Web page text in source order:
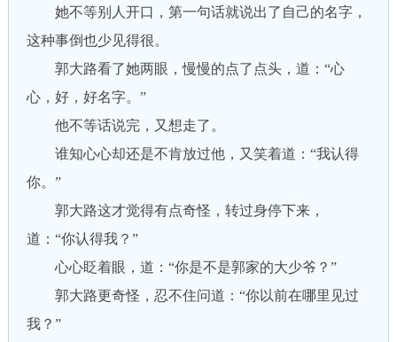
她不等别人开口，第一句话就说出了自己的名字，
这种事倒也少见得很。
郭大路看了她两眼，慢慢的点了点头，道：“心
心，好，好名字。”
他不等话说完，又想走了。
谁知心心却还是不肯放过他，又笑着道：“我认得
你。”
郭大路这才觉得有点奇怪，转过身停下来，
道：“你认得我？”
心心眨着眼，道：“你是不是郭家的大少爷？”
郭大路更奇怪，忍不住问道：“你以前在哪里见过
我？”